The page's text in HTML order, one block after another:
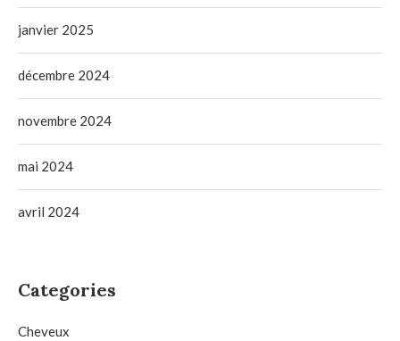
janvier 2025
décembre 2024
novembre 2024
mai 2024
avril 2024
Categories
Cheveux